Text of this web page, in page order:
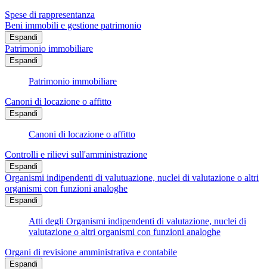
Spese di rappresentanza
Beni immobili e gestione patrimonio
Espandi
Patrimonio immobiliare
Espandi
Patrimonio immobiliare
Canoni di locazione o affitto
Espandi
Canoni di locazione o affitto
Controlli e rilievi sull'amministrazione
Espandi
Organismi indipendenti di valutuazione, nuclei di valutazione o altri
organismi con funzioni analoghe
Espandi
Atti degli Organismi indipendenti di valutazione, nuclei di
valutazione o altri organismi con funzioni analoghe
Organi di revisione amministrativa e contabile
Espandi